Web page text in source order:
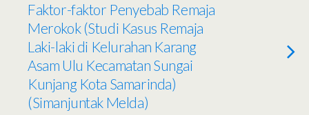
Faktor-faktor Penyebab Remaja
Merokok (Studi Kasus Remaja
Laki-laki di Kelurahan Karang
Asam Ulu Kecamatan Sungai
Kunjang Kota Samarinda)
(Simanjuntak Melda)